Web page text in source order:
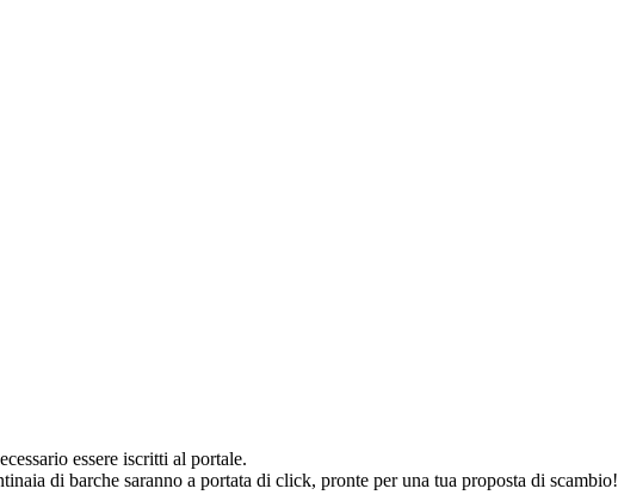
essere iscritti al portale.
di barche saranno a portata di click, pronte per una tua proposta di scambio!